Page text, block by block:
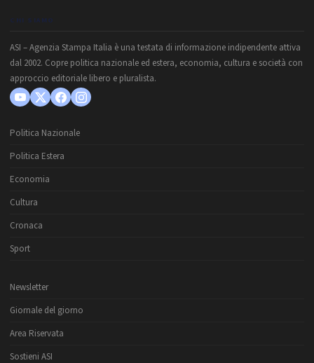
CHI SIAMO
ASI – Agenzia Stampa Italia è una testata di informazione indipendente attiva
dal 2002. Copre politica nazionale ed estera, economia, cultura e società con
approccio editoriale libero e pluralista.
Politica Nazionale
Politica Estera
Economia
Cultura
Cronaca
Sport
Newsletter
Giornale del giorno
Area Riservata
Sostieni ASI